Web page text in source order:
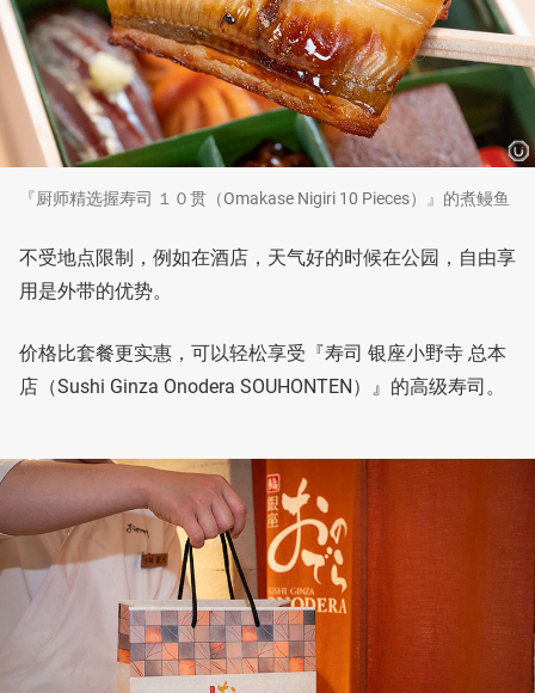
『厨师精选握寿司 １０贯（Omakase Nigiri 10 Pieces）』的煮鳗鱼
不受地点限制，例如在酒店，天气好的时候在公园，自由享
用是外带的优势。
价格比套餐更实惠，可以轻松享受『寿司 银座小野寺 总本
店（Sushi Ginza Onodera SOUHONTEN）』的高级寿司。